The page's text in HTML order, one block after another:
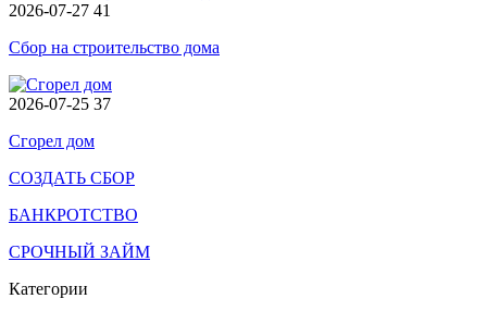
2026-07-27 41
Сбор на строительство дома
2026-07-25 37
Сгорел дом
СОЗДАТЬ СБОР
БАНКРОТСТВО
СРОЧНЫЙ ЗАЙМ
Категории